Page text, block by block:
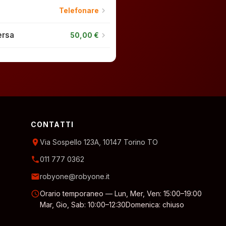
Telefonare chevron_right
50,00 € chevron_right
CONTATTI
location_onVia Sospello 123A, 10147 Torino TO
phone011 777 0362
emailrobyone@robyone.it
scheduleOrario temporaneo — Lun, Mer, Ven: 15:00–19:00
Mar, Gio, Sab: 10:00–12:30Domenica: chiuso